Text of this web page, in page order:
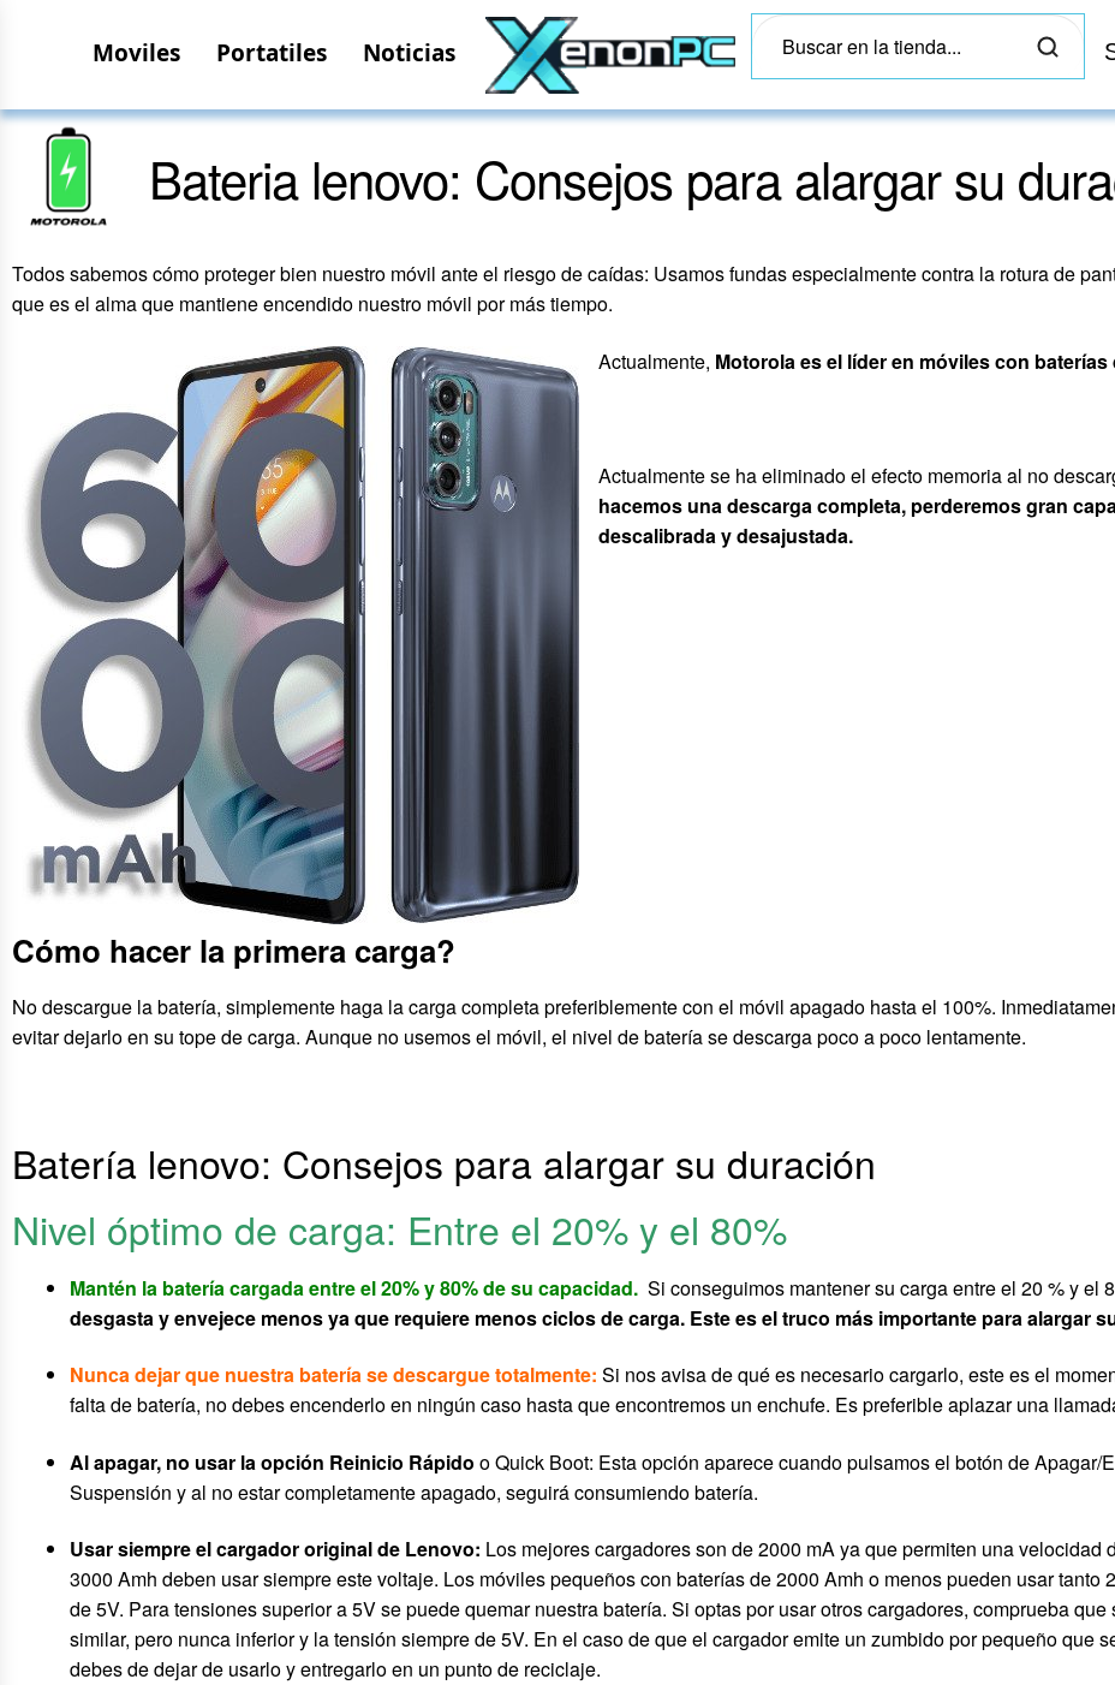
Moviles Portatiles Noticias
Bateria lenovo: Consejos para alargar su
Todos sabemos cómo proteger bien nuestro móvil ante el riesgo de caídas: Usamos fundas especialmente contra la rotura de
que es el alma que mantiene encendido nuestro móvil por más tiempo.
Actualmente, Motorola es el líder en móviles con
Actualmente se ha eliminado el efecto memoria al no
hacemos una descarga completa, perderemos gran
descalibrada y desajustada.
Cómo hacer la primera carga?
No descargue la batería, simplemente haga la carga completa preferiblemente con el móvil apagado hasta el 100%.
evitar dejarlo en su tope de carga. Aunque no usemos el móvil, el nivel de batería se descarga poco a poco lentamente.
Batería lenovo: Consejos para alargar su duración
Nivel óptimo de carga: Entre el 20% y el 80%
Mantén la batería cargada entre el 20% y 80% de su capacidad. Si conseguimos mantener su carga entre el 20 % y el
desgasta y envejece menos ya que requiere menos ciclos de carga. Este es el truco más importante para alargar
Nunca dejar que nuestra batería se descargue totalmente: Si nos avisa de qué es necesario cargarlo, este es el
falta de batería, no debes encenderlo en ningún caso hasta que encontremos un enchufe. Es preferible aplazar una
Al apagar, no usar la opción Reinicio Rápido o Quick Boot: Esta opción aparece cuando pulsamos el botón de
Suspensión y al no estar completamente apagado, seguirá consumiendo batería.
Usar siempre el cargador original de Lenovo: Los mejores cargadores son de 2000 mA ya que permiten una
3000 Amh deben usar siempre este voltaje. Los móviles pequeños con baterías de 2000 Amh o menos pueden usar
de 5V. Para tensiones superior a 5V se puede quemar nuestra batería. Si optas por usar otros cargadores, comprueba
similar, pero nunca inferior y la tensión siempre de 5V. En el caso de que el cargador emite un zumbido por pequeño que
debes de dejar de usarlo y entregarlo en un punto de reciclaje.